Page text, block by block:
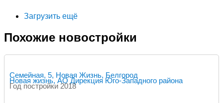
Загрузить ещё
Похожие новостройки
Семейная, 5, Новая Жизнь, Белгород
Новая жизнь, АО Дирекция Юго-Западного района
Год постройки 2018